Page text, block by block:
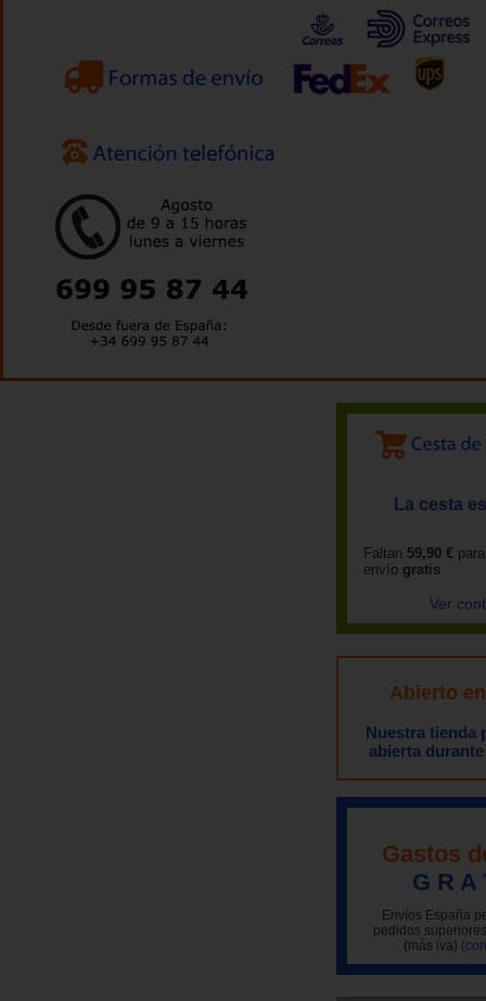
La cesta
Faltan 59,90 €
envío gratis
Ver
Abierto
Nuestra tienda
abierta
Gastos
G R A
Envíos España
pedidos
(más iva)